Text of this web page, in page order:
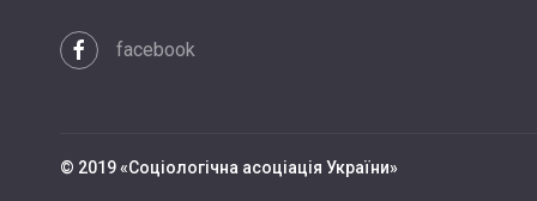
facebook
© 2019 «Cоціологічна асоціація України»